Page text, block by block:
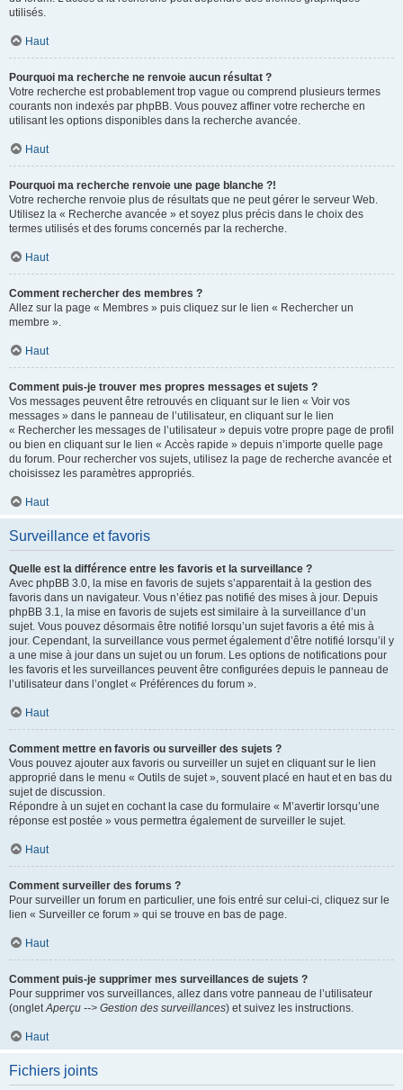
utilisés.
Haut
Pourquoi ma recherche ne renvoie aucun résultat ?
Votre recherche est probablement trop vague ou comprend plusieurs termes
courants non indexés par phpBB. Vous pouvez affiner votre recherche en
utilisant les options disponibles dans la recherche avancée.
Haut
Pourquoi ma recherche renvoie une page blanche ?!
Votre recherche renvoie plus de résultats que ne peut gérer le serveur Web.
Utilisez la « Recherche avancée » et soyez plus précis dans le choix des
termes utilisés et des forums concernés par la recherche.
Haut
Comment rechercher des membres ?
Allez sur la page « Membres » puis cliquez sur le lien « Rechercher un
membre ».
Haut
Comment puis-je trouver mes propres messages et sujets ?
Vos messages peuvent être retrouvés en cliquant sur le lien « Voir vos
messages » dans le panneau de l’utilisateur, en cliquant sur le lien
« Rechercher les messages de l’utilisateur » depuis votre propre page de profil
ou bien en cliquant sur le lien « Accès rapide » depuis n’importe quelle page
du forum. Pour rechercher vos sujets, utilisez la page de recherche avancée et
choisissez les paramètres appropriés.
Haut
Surveillance et favoris
Quelle est la différence entre les favoris et la surveillance ?
Avec phpBB 3.0, la mise en favoris de sujets s’apparentait à la gestion des
favoris dans un navigateur. Vous n’étiez pas notifié des mises à jour. Depuis
phpBB 3.1, la mise en favoris de sujets est similaire à la surveillance d’un
sujet. Vous pouvez désormais être notifié lorsqu’un sujet favoris a été mis à
jour. Cependant, la surveillance vous permet également d’être notifié lorsqu’il y
a une mise à jour dans un sujet ou un forum. Les options de notifications pour
les favoris et les surveillances peuvent être configurées depuis le panneau de
l’utilisateur dans l’onglet « Préférences du forum ».
Haut
Comment mettre en favoris ou surveiller des sujets ?
Vous pouvez ajouter aux favoris ou surveiller un sujet en cliquant sur le lien
approprié dans le menu « Outils de sujet », souvent placé en haut et en bas du
sujet de discussion.
Répondre à un sujet en cochant la case du formulaire « M’avertir lorsqu’une
réponse est postée » vous permettra également de surveiller le sujet.
Haut
Comment surveiller des forums ?
Pour surveiller un forum en particulier, une fois entré sur celui-ci, cliquez sur le
lien « Surveiller ce forum » qui se trouve en bas de page.
Haut
Comment puis-je supprimer mes surveillances de sujets ?
Pour supprimer vos surveillances, allez dans votre panneau de l’utilisateur
(ongletAperçu --> Gestion des surveillances) et suivez les instructions.
Haut
Fichiers joints